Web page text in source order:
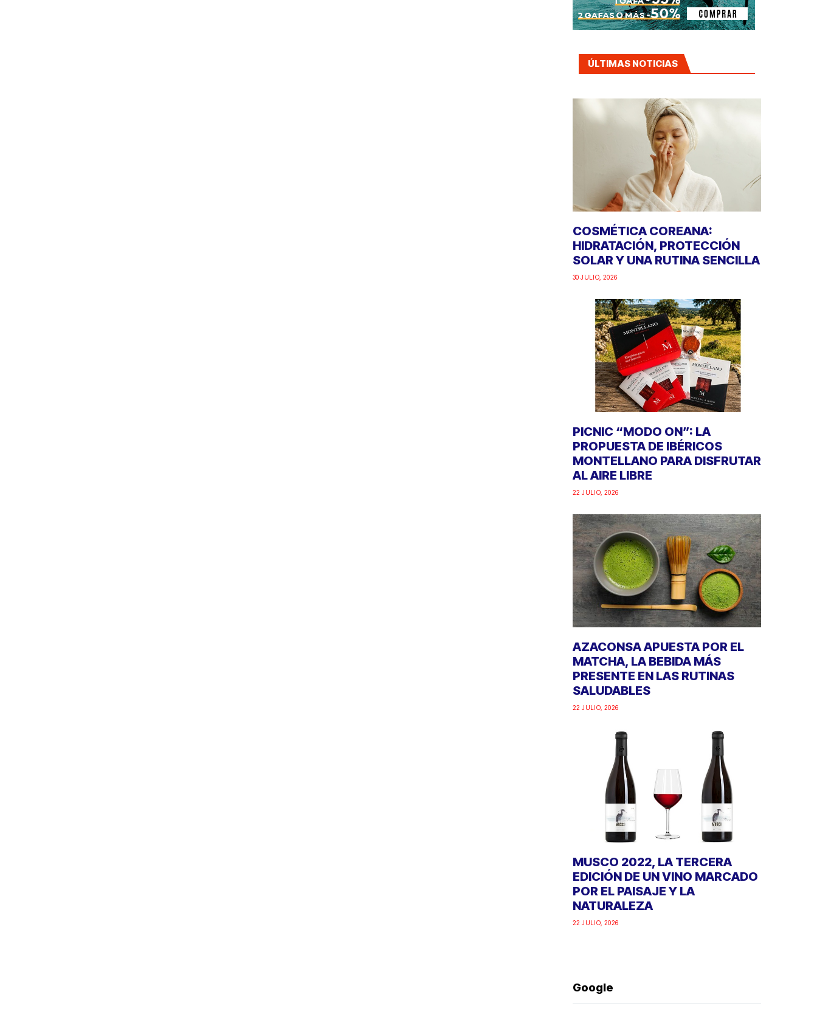
ÚLTIMAS NOTICIAS
COSMÉTICA COREANA:
HIDRATACIÓN, PROTECCIÓN
SOLAR Y UNA RUTINA SENCILLA
30 JULIO, 2026
PICNIC “MODO ON”: LA
PROPUESTA DE IBÉRICOS
MONTELLANO PARA DISFRUTAR
AL AIRE LIBRE
22 JULIO, 2026
AZACONSA APUESTA POR EL
MATCHA, LA BEBIDA MÁS
PRESENTE EN LAS RUTINAS
SALUDABLES
22 JULIO, 2026
MUSCO 2022, LA TERCERA
EDICIÓN DE UN VINO MARCADO
POR EL PAISAJE Y LA
NATURALEZA
22 JULIO, 2026
Google